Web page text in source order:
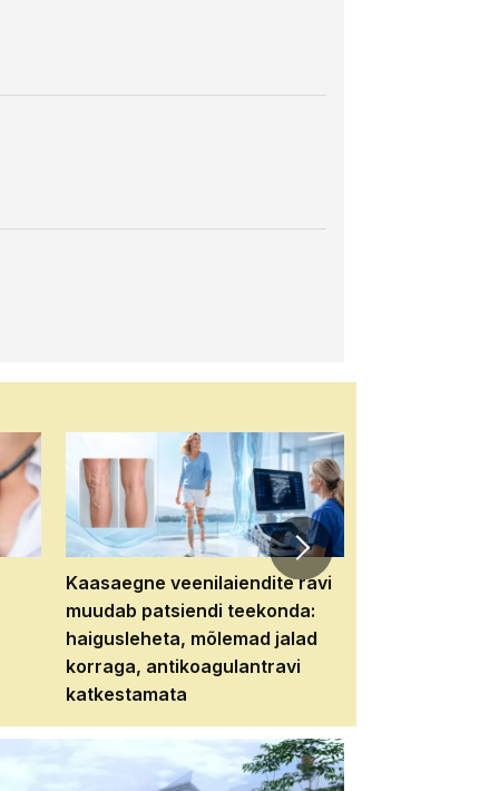
Kaasaegne veenilaiendite ravi
muudab patsiendi teekonda:
haigusleheta, mõlemad jalad
korraga, antikoagulantravi
katkestamata